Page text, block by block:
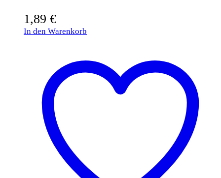
1,89 €
In den Warenkorb